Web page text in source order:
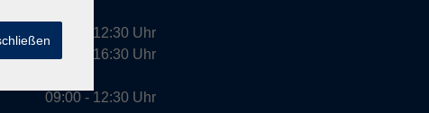
10:00 - 12:30 Uhr
13:00 - 16:30 Uhr
09:00 - 12:30 Uhr